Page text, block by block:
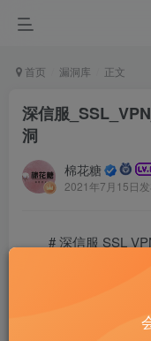
首页 漏洞库 正文
深信服
洞
棉花糖
2021年7月15日
# 深信服 SSL